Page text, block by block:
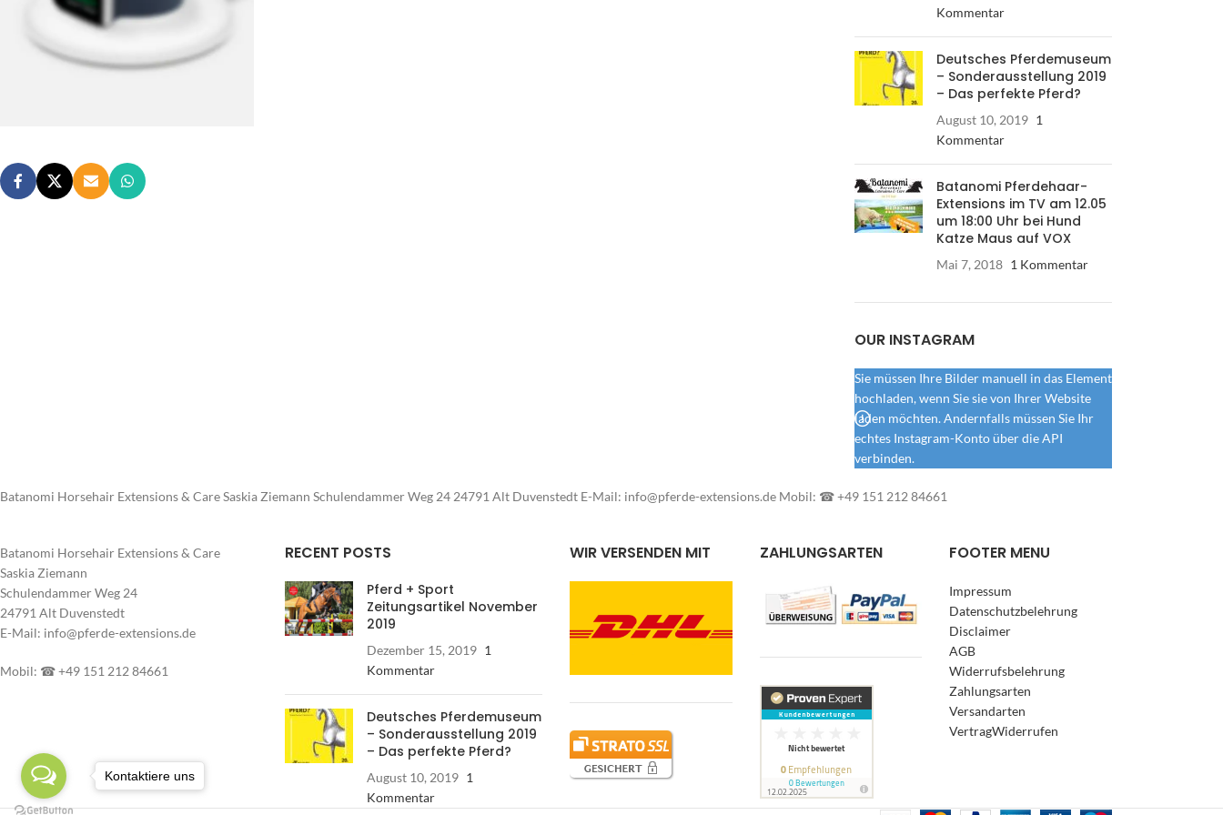
Kommentar
Deutsches Pferdemuseum
– Sonderausstellung 2019
– Das perfekte Pferd?
August 10, 2019 1
Kommentar
Batanomi Pferdehaar-
Extensions im TV am 12.05
um 18:00 Uhr bei Hund
Katze Maus auf VOX
Mai 7, 2018 1 Kommentar
OUR INSTAGRAM
Sie müssen Ihre Bilder manuell in das Element
hochladen, wenn Sie sie von Ihrer Website
laden möchten. Andernfalls müssen Sie Ihr
echtes Instagram-Konto über die API
verbinden.
Batanomi Horsehair Extensions & Care Saskia Ziemann Schulendammer Weg 24 24791 Alt Duvenstedt E-Mail: info@pferde-extensions.de Mobil: ☎ +49 151 212 84661
Batanomi Horsehair Extensions & Care
Saskia Ziemann
Schulendammer Weg 24
24791 Alt Duvenstedt
E-Mail: info@pferde-extensions.de
Mobil: ☎ +49 151 212 84661
RECENT POSTS
Pferd + Sport
Zeitungsartikel November
2019
Dezember 15, 2019 1
Kommentar
Deutsches Pferdemuseum
– Sonderausstellung 2019
– Das perfekte Pferd?
August 10, 2019 1
Kommentar
WIR VERSENDEN MIT ZAHLUNGSARTEN FOOTER MENU
Impressum
Datenschutzbelehrung
Disclaimer
AGB
Widerrufsbelehrung
Zahlungsarten
Versandarten
VertragWiderrufen
Kontaktiere uns